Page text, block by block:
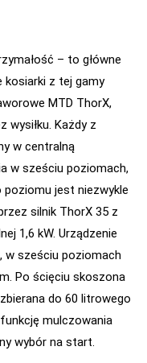
– to główne
kosiarki z tej gamy
MTD ThorX,
wysiłku. Każdy z
w centralną
w sześciu poziomach,
jest niezwykle
silnik ThorX 35 z
1,6 kW. Urządzenie
w sześciu poziomach
Po ścięciu skoszona
do 60 litrowego
mulczowania
wybór na start.